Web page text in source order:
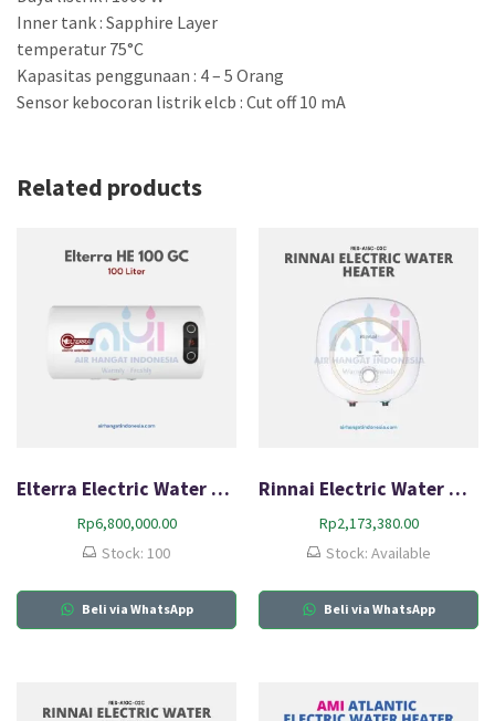
Inner tank : Sapphire Layer
temperatur 75°C
Kapasitas penggunaan : 4 – 5 Orang
Sensor kebocoran listrik elcb : Cut off 10 mA
Related products
Elterra Electric Water Heater 100 GC
Rp6,800,000.00
Stock: 100
Beli via WhatsApp
Rinnai Electric Water Heater RES-A15C-03C
Rp2,173,380.00
Stock: Available
Beli via WhatsApp